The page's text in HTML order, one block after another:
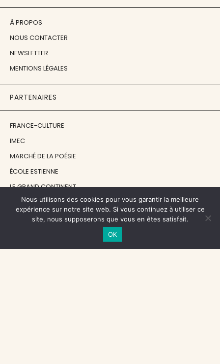
À PROPOS
NOUS CONTACTER
NEWSLETTER
MENTIONS LÉGALES
PARTENAIRES
FRANCE-CULTURE
IMEC
MARCHÉ DE LA POÉSIE
ÉCOLE ESTIENNE
LE GRAND CONTINENT
DIACRITIK
EN ATTENDANT NADEAU
Nous utilisons des cookies pour vous garantir la meilleure
expérience sur notre site web. Si vous continuez à utiliser ce
site, nous supposerons que vous en êtes satisfait.
OK